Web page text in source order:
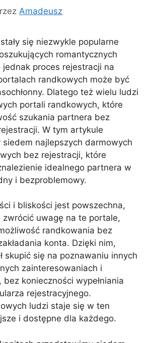
Amadeusz
się niezwykle popularne
romantycznych
jednak proces rejestracji na
randkowych może być
Dlatego też wielu ludzi
portali randkowych, które
szukania partnera bez
W tym artykule
najlepszych darmowych
bez rejestracji, które
idealnego partnera w
i bezproblemowy.
i bliskości jest powszechna,
uwagę na te portale,
randkowania bez
konta. Dzięki nim,
skupić się na poznawaniu innych
zainteresowaniach i
bez konieczności wypełniania
rejestracyjnego.
ludzi staje się w ten
i dostępne dla każdego.